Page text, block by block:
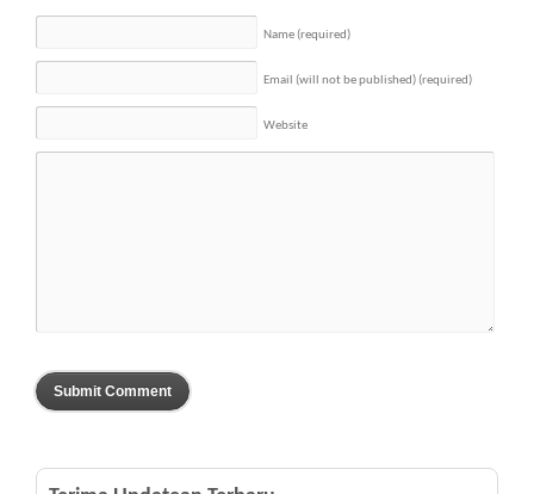
Name (required)
Email (will not be published) (required)
Website